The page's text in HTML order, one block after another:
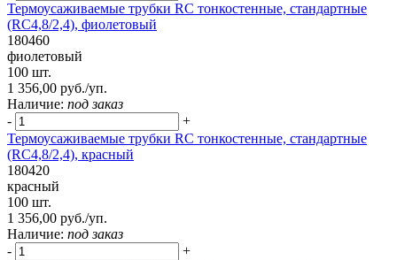
Термоусаживаемые трубки RC тонкостенные, стандартные
(RC4,8/2,4), фиолетовый
180460
фиолетовый
100 шт.
1 356,00 руб./уп.
Наличие: под заказ
-
+
Термоусаживаемые трубки RC тонкостенные, стандартные
(RC4,8/2,4), красный
180420
красный
100 шт.
1 356,00 руб./уп.
Наличие: под заказ
-
+